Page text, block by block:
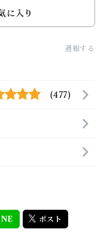
に入り
通報する
(477)
ポスト